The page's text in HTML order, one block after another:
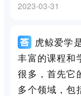
2023-03-31
虎鲸爱学
丰富的课程和
很多，首先它
多个领域，包